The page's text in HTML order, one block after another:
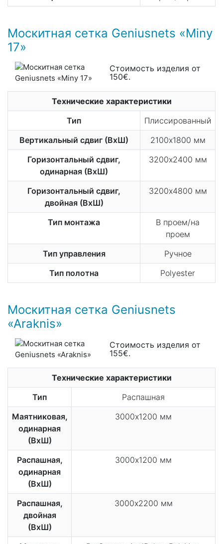
Москитная сетка Geniusnets «Miny
17»
Стоимость изделия от
150€.
Технические характеристики
Тип
Плиссированный
Вертикальный сдвиг (ВхШ)
2100х1800 мм
Горизонтальный сдвиг,
одинарная (ВхШ)
3200х2400 мм
Горизонтальный сдвиг,
двойная (ВхШ)
3200х4800 мм
Тип монтажа
В проем/на
проем
Тип управления
Ручное
Тип полотна
Polyester
Москитная сетка Geniusnets
«Araknis»
Стоимость изделия от
155€.
Технические характеристики
Тип
Распашная
Маятниковая,
одинарная
(ВхШ)
3000х1200 мм
Распашная,
одинарная
(ВхШ)
3000х1200 мм
Распашная,
двойная
(ВхШ)
3000х2200 мм